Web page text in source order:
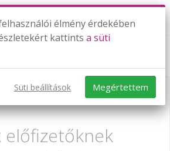
előfizetőknek
élmény érdekében
kattints a süti
Süti beállítások Megértettem